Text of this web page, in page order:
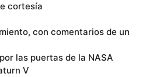
cortesía
con comentarios de un
las puertas de la NASA
V